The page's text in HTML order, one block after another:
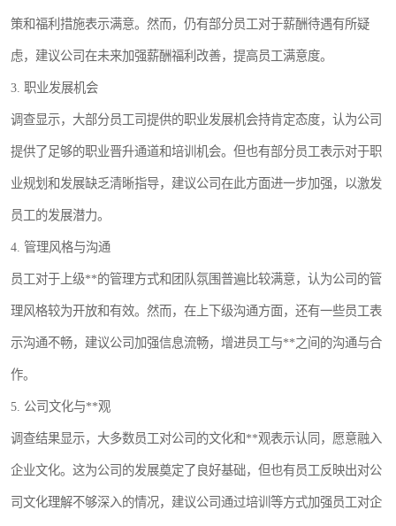
策和福利措施表示满意。然而，仍有部分员工对于薪酬待遇有所疑
虑，建议公司在未来加强薪酬福利改善，提高员工满意度。
3. 职业发展机会
调查显示，大部分员工司提供的职业发展机会持肯定态度，认为公司
提供了足够的职业晋升通道和培训机会。但也有部分员工表示对于职
业规划和发展缺乏清晰指导，建议公司在此方面进一步加强，以激发
员工的发展潜力。
4. 管理风格与沟通
员工对于上级**的管理方式和团队氛围普遍比较满意，认为公司的管
理风格较为开放和有效。然而，在上下级沟通方面，还有一些员工表
示沟通不畅，建议公司加强信息流畅，增进员工与**之间的沟通与合
作。
5. 公司文化与**观
调查结果显示，大多数员工对公司的文化和**观表示认同，愿意融入
企业文化。这为公司的发展奠定了良好基础，但也有员工反映出对公
司文化理解不够深入的情况，建议公司通过培训等方式加强员工对企